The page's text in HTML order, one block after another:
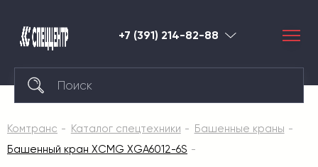
+7 (391) 214-82-88 Красноярск
Комтранс Каталог спецтехники
Башенные краны
Башенный кран XCMG XGA6012-6S